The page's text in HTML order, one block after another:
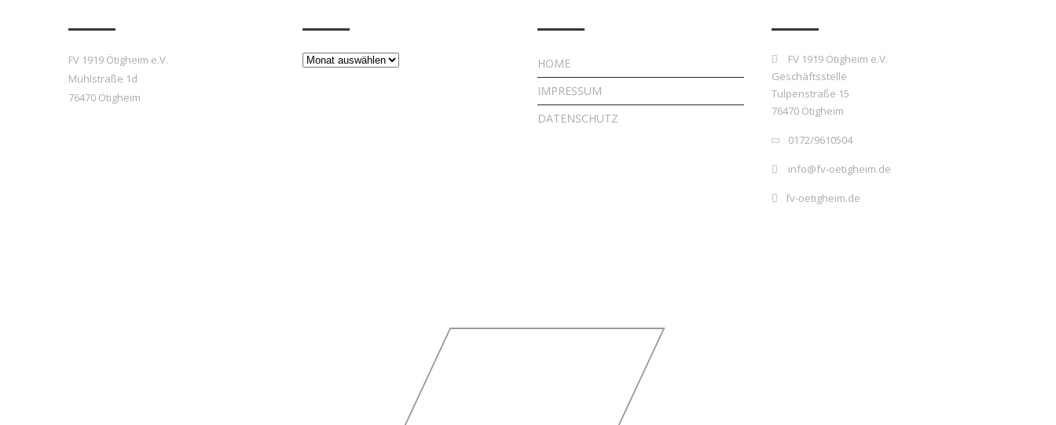
FV 1919 Ötigheim e.V.
Mühlstraße 1d
76470 Ötigheim
Beiträge
HOME
IMPRESSUM
DATENSCHUTZ
FV 1919 Ötigheim e.V.
Geschäftsstelle
Tulpenstraße 15
76470 Ötigheim
0172/9610504
info@fv-oetigheim.de
fv-oetigheim.de